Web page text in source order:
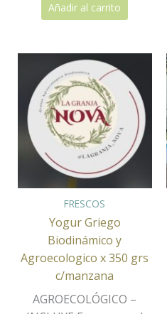
Añadir al carrito
FRESCOS
Yogur Griego
Biodinámico y
Agroecologico x 350 grs
c/manzana
AGROECOLÓGICO –